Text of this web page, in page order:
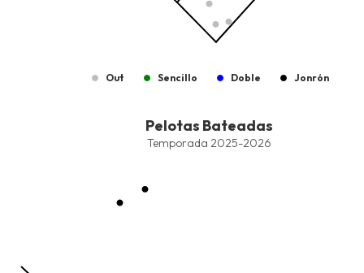
Out Sencillo Doble Jonrón
Combination chart with 7 data series.
View as data table, Pelotas Bateadas
The chart has 1 X axis displaying values. Data ranges from -
Pelotas Bateadas
Temporada 2025-2026